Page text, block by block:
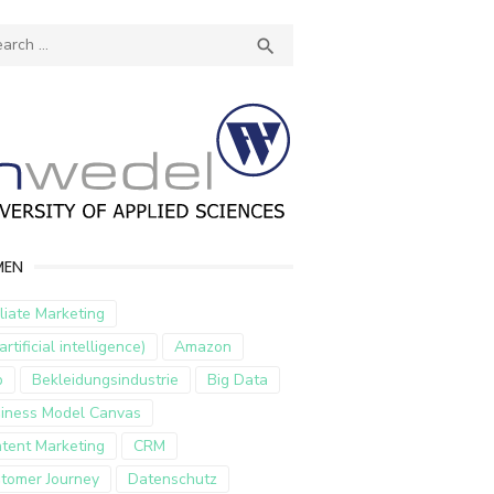

Marketing
intelligence)
Amazon
Bekleidungsindustrie
Big Data
Model Canvas
Marketing
CRM
Journey
Datenschutz